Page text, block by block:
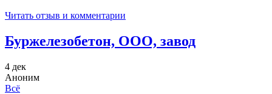
Читать отзыв и комментарии
Буржелезобетон, ООО, завод
4 дек
Аноним
Всё